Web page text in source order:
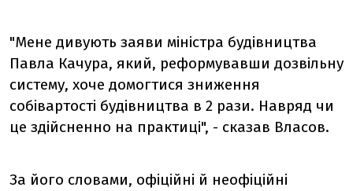
"Мене дивують заяви міністра будівництва
Павла Качура, який, реформувавши дозвільну
систему, хоче домогтися зниження
собівартості будівництва в 2 рази. Навряд чи
це здійсненно на практиці", - сказав Власов.
За його словами, офіційні й неофіційні